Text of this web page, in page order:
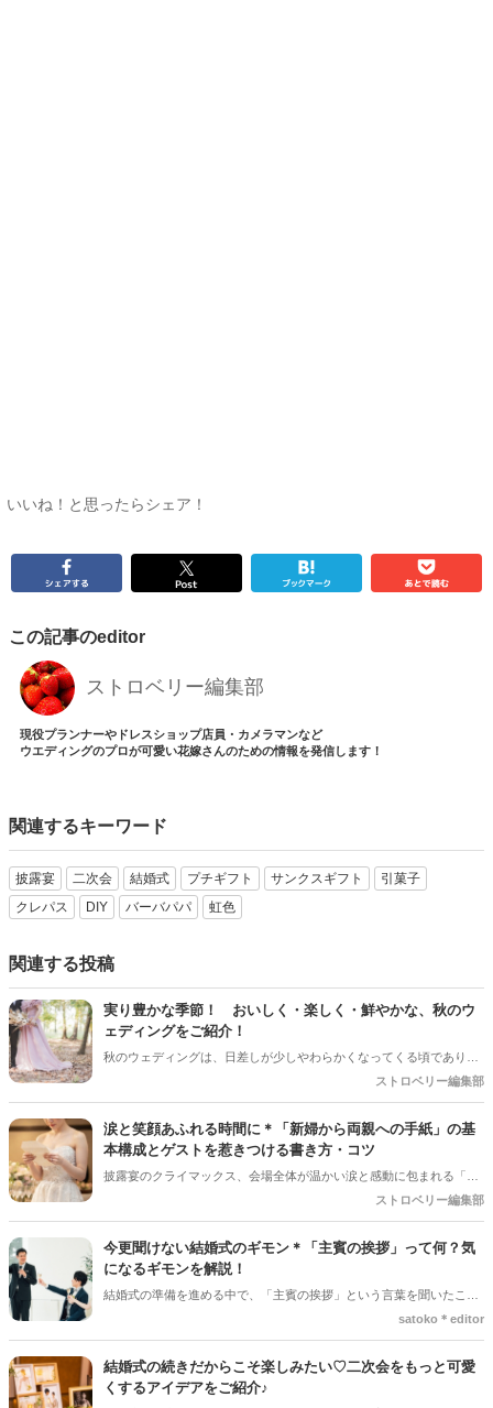
いいね！と思ったらシェア！
この記事のeditor
ストロベリー編集部
現役プランナーやドレスショップ店員・カメラマンなど
ウエディングのプロが可愛い花嫁さんのための情報を発信します！
関連するキーワード
披露宴 二次会 結婚式 プチギフト サンクスギフト
引菓子
クレパス
DIY バーバパパ 虹色
関連する投稿
実り豊かな季節！ おいしく・楽しく・鮮やかな、秋のウ
ェディングをご紹介！
秋のウェディングは、日差しが少しやわらかくなってくる頃であり、
色々なことへの行動的がみなぎってくる季節。同時に、おいしいもの
クして準備を進めましょう♪
ストロベリー編集部
涙と笑顔あふれる時間に＊「新婦から両親への手紙」の基
本構成とゲストを惹きつける書き方・コツ
披露宴のクライマックス、会場全体が温かい涙と感動に包まれる「新
婦からご両親への手紙」。結婚式準備の終盤、「何から書き始めれば
レ花嫁さんは本当にたくさんいます。 育ててくれた家族への感謝を伝
える大切な場面だからこそ、心からの想いをまっすぐ届けたいですよ
ね。今回は、読みやすい手紙の基本構成から、ゲストがおいてけぼり
にならないための素敵な工夫まで、詳しくご紹介します◎
ストロベリー編集部
今更聞けない結婚式のギモン＊「主賓の挨拶」って何？気
になるギモンを解説！
結婚式の準備を進める中で、「主賓の挨拶」という言葉を聞いたこと
がある人は多いのではないでしょうか＊ですが、具体的に何をするの
ん。特に初めて結婚式を挙げる新郎新婦さんにとっては、「どんな基
準で選べばいいの？」「頼まれた側はどんなことを話すの？」とギモ
ンが尽きない部分でもあるかと思います＊そこで今回の記事では、
satoko＊editor
結婚式の続きだからこそ楽しみたい♡二次会をもっと可愛
くするアイデアをご紹介♪